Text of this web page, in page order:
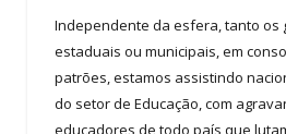
Independente da esfera, tanto os
estaduais ou municipais, em
patrões, estamos assistindo
do setor de Educação, com
educadores de todo país que